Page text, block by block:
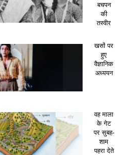
बचपन
की
तस्वीर
खसों पर
हुए
वैज्ञानिक
अध्ययन
वह माला
के गेट
पर सुबह-
शाम
पहरा देते